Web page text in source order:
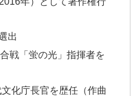
出
戦「蛍の光」指揮者を
化庁長官を歴任（作曲